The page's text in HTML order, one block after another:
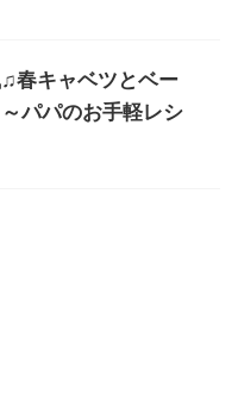
♫春キャベツとベー
パパのお手軽レシ